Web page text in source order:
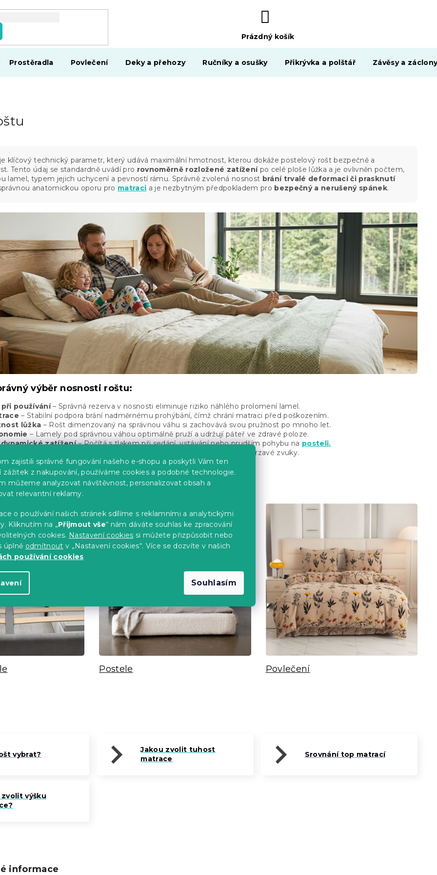
zajistili správné fungování našeho e-shopu a poskytli Vám ten
zážitek z nakupování, používáme cookies a podobné technologie.
můžeme analyzovat návštěvnost, personalizovat obsah a
relevantní reklamy.
o používání našich stránek sdílíme s reklamními a analytickými
Kliknutím na „Přijmout vše“ nám dáváte souhlas ke zpracování
cookies. Nastavení cookies si můžete přizpůsobit nebo
úplně odmítnout v „Nastavení cookies“. Více se dozvíte v našich
používání cookies
Souhlasím
NÁKUPNÍ
KOŠÍK
Prázdný košík
Prostěradla Povlečení Deky a přehozy Ručníky a osušky Přikrývka a polštář Závěsy a
je klíčový technický parametr, který udává maximální hmotnost, kterou dokáže postelový rošt bezpečně a
Tento údaj se standardně uvádí pro rovnoměrně rozložené zatíženípo celé ploše lůžka a je ovlivněn počtem,
lamel, typem jejich uchycení a pevností rámu. Správně zvolená nosnost brání trvalé deformaci či prasknutí
anatomickou oporu pro matraci a je nezbytným předpokladem pro bezpečný a nerušený spánek.
výběr nosnosti roštu:
používání– Správná rezerva v nosnosti eliminuje riziko náhlého prolomení lamel.
– Stabilní podpora brání nadměrnému prohýbání, čímž chrání matraci před poškozením.
lůžka – Rošt dimenzovaný na správnou váhu si zachovává svou pružnost po mnoho let.
– Lamely pod správnou váhou optimálně pruží a udržují páteř ve zdravé poloze.
dynamické zatížení– Počítá s tlakem při sedání, vstávání nebo prudším pohybu na posteli.
bez vrzání
– Přetížený rošt se kroutí a často způsobuje nepříjemné vrzavé zvuky.
kategorií
Postele Povlečení
vybrat?
Jakou zvolit tuhost
matrace
Srovnání top matrací
zvolit výšku
informace